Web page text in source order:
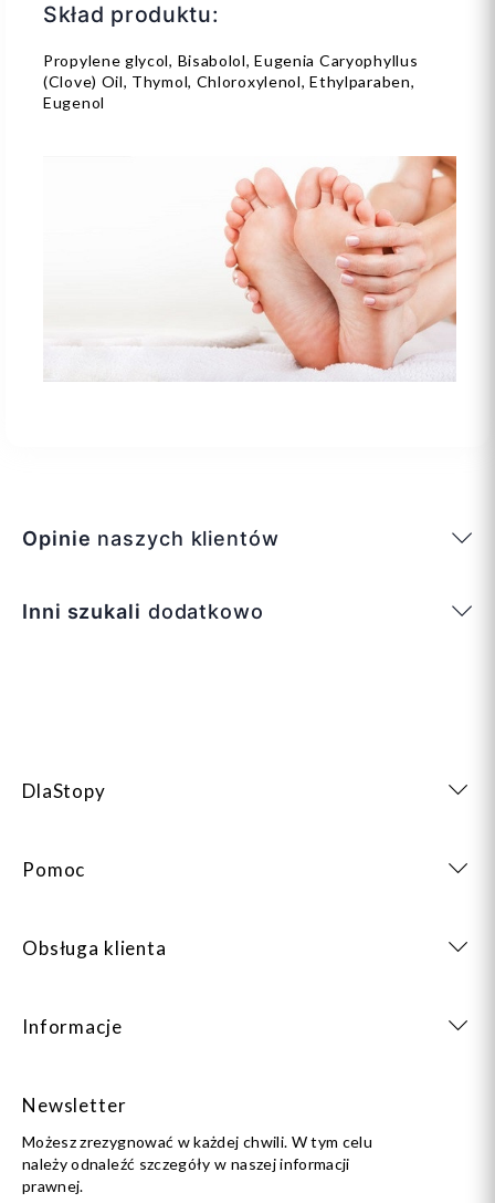
Skład produktu:
Propylene glycol, Bisabolol, Eugenia Caryophyllus
(Clove) Oil, Thymol, Chloroxylenol, Ethylparaben,
Eugenol
Opinie naszych klientów
Inni szukali dodatkowo
DlaStopy
Pomoc
Obsługa klienta
Informacje
Newsletter
Możesz zrezygnować w każdej chwili. W tym celu
należy odnaleźć szczegóły w naszej informacji
prawnej.